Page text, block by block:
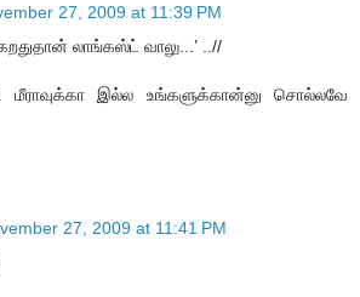
27, 2009 at 11:39 PM
லாங்கஸ்ட் வாலு...’ ..//
இல்ல உங்களுக்கான்னு சொல்லவே
27, 2009 at 11:41 PM